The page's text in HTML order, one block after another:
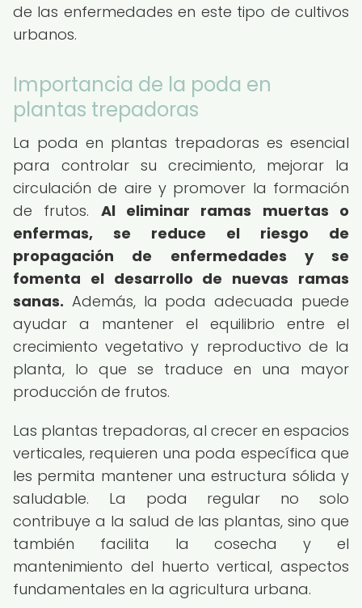
de las enfermedades en este tipo de cultivos
urbanos.
Importancia de la poda en
plantas trepadoras
La poda en plantas trepadoras es esencial
para controlar su crecimiento, mejorar la
circulación de aire y promover la formación
de frutos. Al eliminar ramas muertas o
enfermas, se reduce el riesgo de
propagación de enfermedades y se
fomenta el desarrollo de nuevas ramas
sanas. Además, la poda adecuada puede
ayudar a mantener el equilibrio entre el
crecimiento vegetativo y reproductivo de la
planta, lo que se traduce en una mayor
producción de frutos.
Las plantas trepadoras, al crecer en espacios
verticales, requieren una poda específica que
les permita mantener una estructura sólida y
saludable. La poda regular no solo
contribuye a la salud de las plantas, sino que
también facilita la cosecha y el
mantenimiento del huerto vertical, aspectos
fundamentales en la agricultura urbana.